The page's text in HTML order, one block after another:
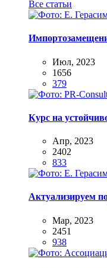
Все статьи
Июл, 2023
1656
379
Курс на
Апр, 2023
2402
833
Актуализируем
Мар, 2023
2451
938